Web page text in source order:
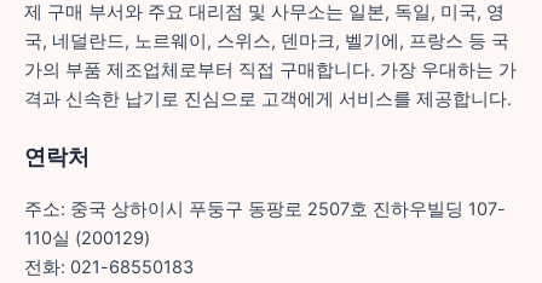
제 구매 부서와 주요 대리점 및 사무소는 일본, 독일, 미국, 영
국, 네덜란드, 노르웨이, 스위스, 덴마크, 벨기에, 프랑스 등 국
가의 부품 제조업체로부터 직접 구매합니다. 가장 우대하는 가
격과 신속한 납기로 진심으로 고객에게 서비스를 제공합니다.
연락처
주소: 중국 상하이시 푸둥구 동팡로 2507호 진하우빌딩 107-
110실 (200129)
전화: 021-68550183